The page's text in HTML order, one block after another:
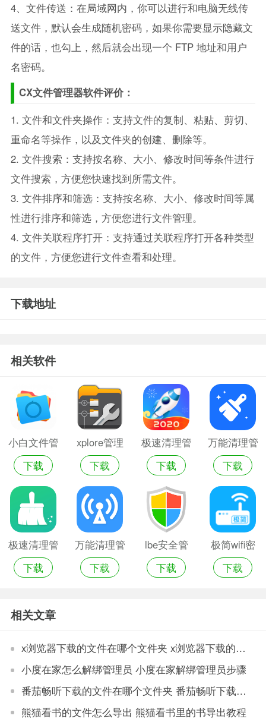
4、文件传送：在局域网内，你可以进行和电脑无线传
送文件，默认会生成随机密码，如果你需要显示隐藏文
件的话，也勾上，然后就会出现一个 FTP 地址和用户
名密码。
CX文件管理器软件评价：
1. 文件和文件夹操作：支持文件的复制、粘贴、剪切、
重命名等操作，以及文件夹的创建、删除等。
2. 文件搜索：支持按名称、大小、修改时间等条件进行
文件搜索，方便您快速找到所需文件。
3. 文件排序和筛选：支持按名称、大小、修改时间等属
性进行排序和筛选，方便您进行文件管理。
4. 文件关联程序打开：支持通过关联程序打开各种类型
的文件，方便您进行文件查看和处理。
下载地址
相关软件
小白文件管
理器
下载
xplore管理
器
下载
极速清理管
家轻量版
下载
万能清理管
家2022
下载
极速清理管
家大师
下载
万能清理管
家
下载
lbe安全管
理大师
下载
极简wifi密
码管理工具
下载
相关文章
x浏览器下载的文件在哪个文件夹 x浏览器下载的文件保存位置
小度在家怎么解绑管理员 小度在家解绑管理员步骤
番茄畅听下载的文件在哪个文件夹 番茄畅听下载的文件位置
熊猫看书的文件怎么导出 熊猫看书里的书导出教程